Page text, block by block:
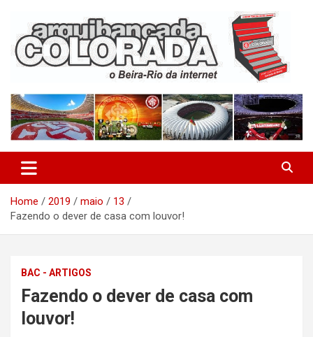
content
Arquibancada Colorada
Home 2019 maio
13
Fazendo o dever de casa com louvor!
BAC - ARTIGOS
Fazendo o dever de casa com
louvor!